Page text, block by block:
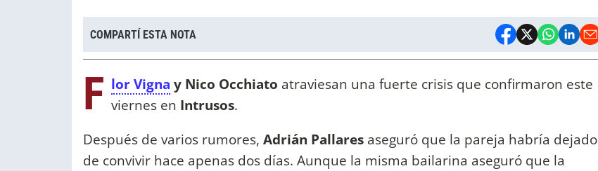
COMPARTÍ ESTA NOTA
F lor Vigna y Nico Occhiato atraviesan una fuerte crisis que confirmaron este
viernes en Intrusos.
Después de varios rumores, Adrián Pallares aseguró que la pareja habría dejado
de convivir hace apenas dos días. Aunque la misma bailarina aseguró que la